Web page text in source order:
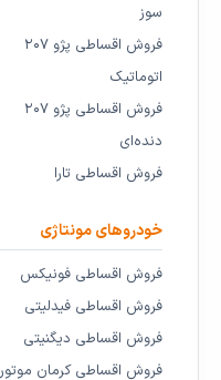
سوز
فروش اقساطی پژو ۲۰۷
اتوماتیک
فروش اقساطی پژو ۲۰۷
دنده‌ای
فروش اقساطی تارا
خودروهای مونتاژی
فروش اقساطی فونیکس
فروش اقساطی فیدلیتی
فروش اقساطی دیگنیتی
فروش اقساطی کرمان موتور